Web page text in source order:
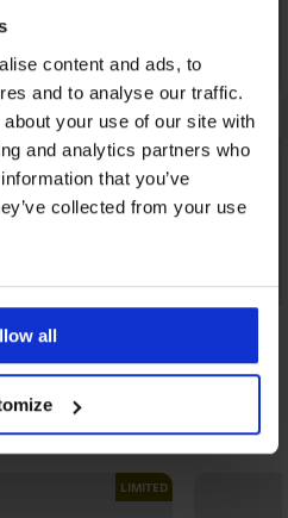
content and ads, to
and to analyse our traffic.
your use of our site with
and analytics partners who
that you’ve
collected from your use
all
Kedvezmény -30%
Vybe fürdőruhaalsó
7 620 Ft10 890 Ft
darabokat
LIMITED